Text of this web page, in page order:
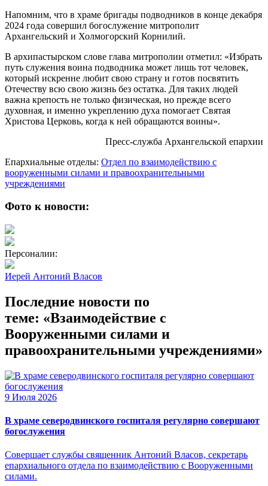
Напомним, что в храме бригады подводников в конце декабря
2024 года совершил богослужение митрополит
Архангельский и Холмогорский Корнилий.
В архипастырском слове глава митрополии отметил: «Избрать
путь служения воина подводника может лишь тот человек,
который искренне любит свою страну и готов посвятить
Отечеству всю свою жизнь без остатка. Для таких людей
важна крепость не только физическая, но прежде всего
духовная, и именно укреплению духа помогает Святая
Христова Церковь, когда к ней обращаются воины».
Пресс-служба Архангельской епархии
Епархиальные отделы: Отдел по взаимодействию с
вооруженными силами и правоохранительными
учреждениями
Фото к новости:
Персоналии:
Иерей Антоний Власов
Последние новости по
теме: «Взаимодействие с
Вооруженными силами и
правоохранительными учреждениями»
9 Июля 2026
В храме северодвинского госпиталя регулярно совершают
богослужения
Совершает службы священник Антоний Власов, секретарь
епархиального отдела по взаимодействию с Вооруженными
силами.